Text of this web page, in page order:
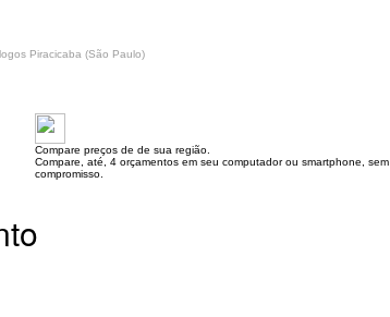
Piracicaba (São Paulo)
Compare preços de de sua região.
Compare, até, 4 orçamentos em seu computador ou smartphone, sem
compromisso.